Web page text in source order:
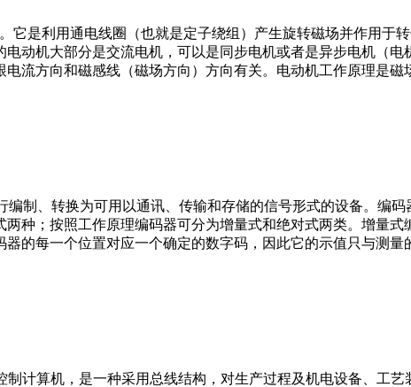
它是利用通电线圈（也就是定子绕组）产生旋转磁场并作用于
动机大部分是交流电机，可以是同步电机或者是异步电机（
流方向和磁感线（磁场方向）方向有关。电动机工作原理是磁
编制、转换为可用以通讯、传输和存储的信号形式的设备。编
种；按照工作原理编码器可分为增量式和绝对式两类。增量
的每一个位置对应一个确定的数字码，因此它的示值只与测量
制计算机，是一种采用总线结构，对生产过程及机电设备、